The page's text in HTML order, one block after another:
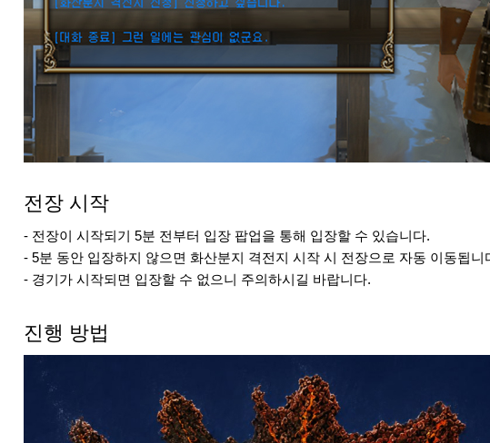
전장 시작
- 전장이 시작되기 5분 전부터 입장 팝업을 통해 입장할 수 있습니다.
- 5분 동안 입장하지 않으면 화산분지 격전지 시작 시 전장으로 자동 이동됩니
- 경기가 시작되면 입장할 수 없으니 주의하시길 바랍니다.
진행 방법